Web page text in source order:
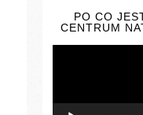
PO CO
CENTRUM